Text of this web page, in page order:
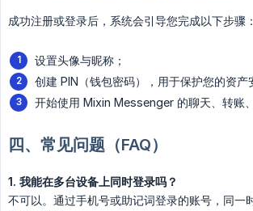
成功注册或登录后，系统会引导您完成以下步骤：
设置头像与昵称；
创建 PIN（钱包密码），用于保护您的资产
开始使用 Mixin Messenger 的聊天、转账
四、常见问题（FAQ）
1. 我能在多台设备上同时登录吗？
不可以。通过手机号或助记词登录的账号，同一